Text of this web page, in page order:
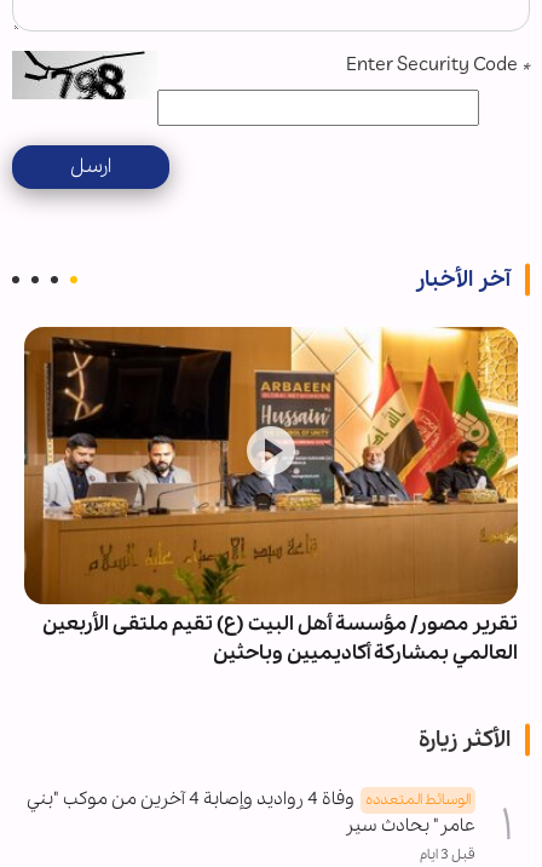
*
ارسل
آخر الأخبار
تقرير مصور/ مؤسسة أهل البيت (ع) تقيم ملتقى الأربعين
العالمي بمشاركة أكاديميين وباحثين
الأكثر زيارة
الوسائط المتعدده
وفاة 4 رواديد وإصابة 4 آخرين من موكب "بني
عامر" بحادث سير
قبل 3 ايام